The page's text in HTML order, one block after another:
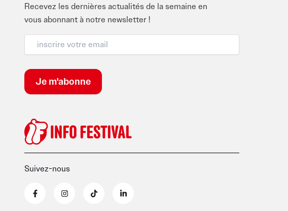
Recevez les dernières actualités de la semaine en
vous abonnant à notre newsletter !
Suivez-nous
a n i i